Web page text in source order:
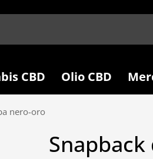
CBD Olio CBD
nero-oro